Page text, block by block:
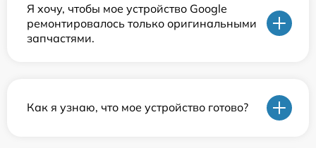
Я хочу, чтобы мое устройство Google
ремонтировалось только оригинальными
запчастями.
Как я узнаю, что мое устройство готово?